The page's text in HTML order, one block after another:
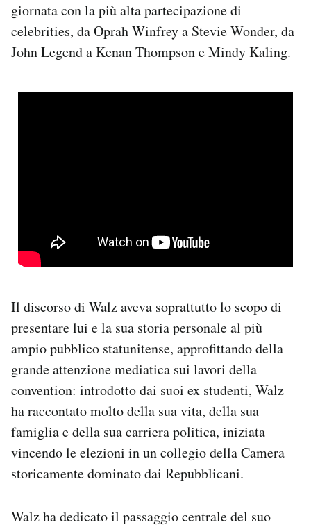
giornata con la più alta partecipazione di
celebrities, da Oprah Winfrey a Stevie Wonder, da
John Legend a Kenan Thompson e Mindy Kaling.
Il discorso di Walz aveva soprattutto lo scopo di
presentare lui e la sua storia personale al più
ampio pubblico statunitense, approfittando della
grande attenzione mediatica sui lavori della
convention: introdotto dai suoi ex studenti, Walz
ha raccontato molto della sua vita, della sua
famiglia e della sua carriera politica, iniziata
vincendo le elezioni in un collegio della Camera
storicamente dominato dai Repubblicani.
Walz ha dedicato il passaggio centrale del suo